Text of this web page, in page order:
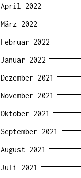
April 2022
März 2022
Februar 2022
Januar 2022
Dezember 2021
November 2021
Oktober 2021
September 2021
August 2021
Juli 2021